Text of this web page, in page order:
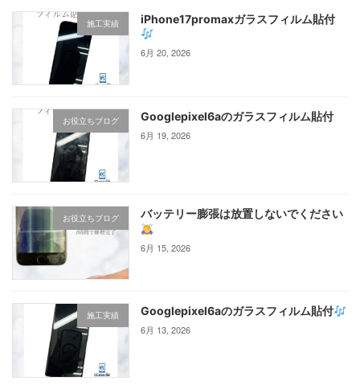
施工実績 iPhone17promaxガラスフィルム貼付
6月 20, 2026
お役立ちブログ Googlepixel6aのガラスフィルム貼付
6月 19, 2026
お役立ちブログ バッテリー膨張は放置しないでください
6月 15, 2026
施工実績 Googlepixel6aのガラスフィルム貼付
6月 13, 2026